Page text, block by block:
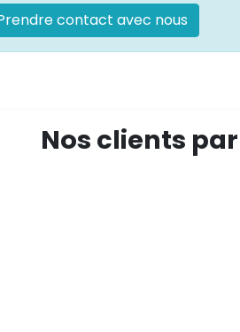
contact avec nous
Nos clients